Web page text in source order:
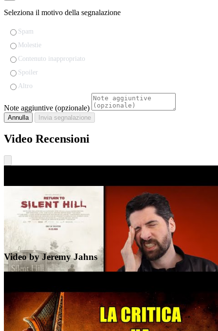
Seleziona il motivo della segnalazione
Spam
Molestie
Contenuto inappropriato
Spoiler
Altro
Note aggiuntive (opzionale)
Annulla Invia segnalazione
Video Recensioni
Video by Jeremy Jahns